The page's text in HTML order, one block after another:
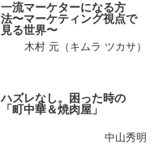
一流マーケターになる方
法〜マーケティング視点で
見る世界〜
木村 元（キムラ ツカサ）
ハズレなし。困った時の
「町中華＆焼肉屋」
中山秀明